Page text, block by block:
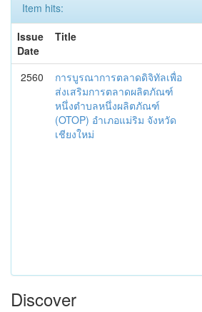
Item hits:
Issue
Date
Title
2560
การบูรณาการตลาดดิจิทัลเพื่อ
ส่งเสริมการตลาดผลิตภัณฑ์
หนึ่งตำบลหนึ่งผลิตภัณฑ์
(OTOP) อำเภอแม่ริม จังหวัด
เชียงใหม่
Discover